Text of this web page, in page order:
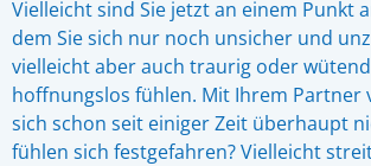
Vielleicht sind Sie jetzt an einem Punkt
dem Sie sich nur noch unsicher und
vielleicht aber auch traurig oder
hoffnungslos fühlen. Mit Ihrem Partner
sich schon seit einiger Zeit überhaupt
fühlen sich festgefahren? Vielleicht